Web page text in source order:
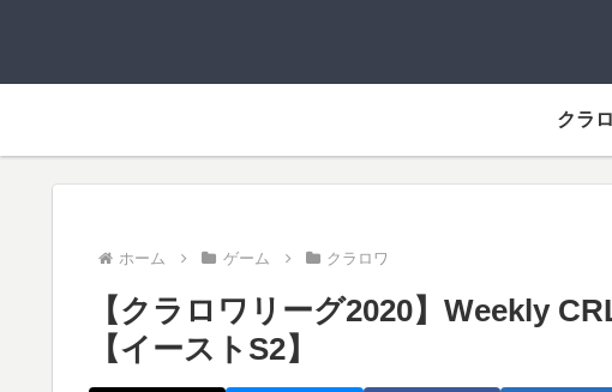
クラ
ホーム ゲーム クラロワ
【クラロワリーグ2020】Weekly
【イーストS2】